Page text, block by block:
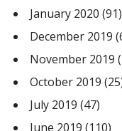
January 2020 (91)
December 2019
November 2019
October 2019
July 2019 (47)
June 2019 (110)